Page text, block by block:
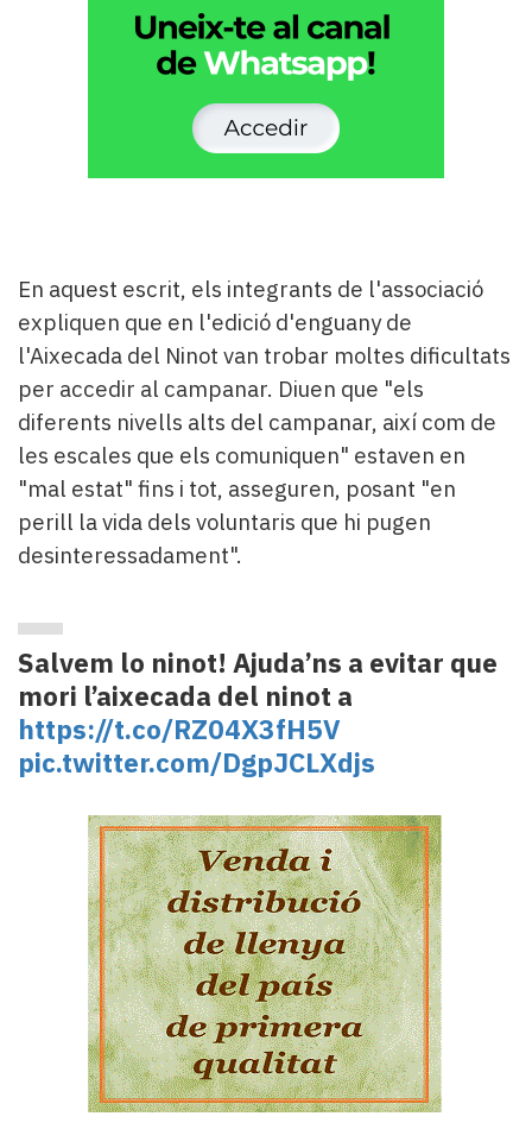
En aquest escrit, els integrants de l'associació
expliquen que en l'edició d'enguany de
l'Aixecada del Ninot van trobar moltes dificultats
per accedir al campanar. Diuen que "els
diferents nivells alts del campanar, així com de
les escales que els comuniquen" estaven en
"mal estat" fins i tot, asseguren, posant "en
perill la vida dels voluntaris que hi pugen
desinteressadament".
Salvem lo ninot! Ajuda’ns a evitar que
mori l’aixecada del ninot a
https://t.co/RZ04X3fH5V
pic.twitter.com/DgpJCLXdjs